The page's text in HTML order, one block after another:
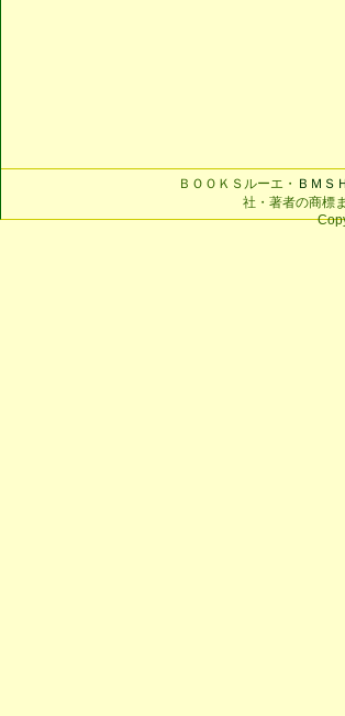
ＢＯＯＫＳルーエ・ ＢＭＳ
社・著者の商標